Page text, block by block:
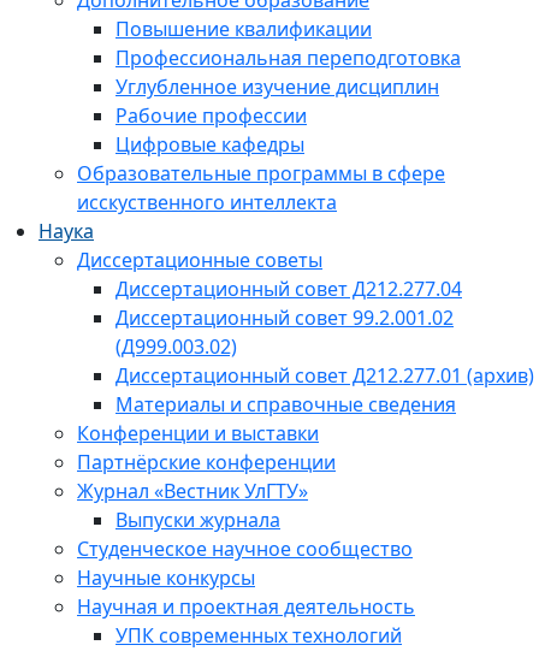
Повышение квалификации
Профессиональная переподготовка
Углубленное изучение дисциплин
Рабочие профессии
Цифровые кафедры
Образовательные программы в сфере
исскуственного интеллекта
Наука
Диссертационные советы
Диссертационный совет Д212.277.04
Диссертационный совет 99.2.001.02
(Д999.003.02)
Диссертационный совет Д212.277.01 (архив)
Материалы и справочные сведения
Конференции и выставки
Партнёрские конференции
Журнал «Вестник УлГТУ»
Выпуски журнала
Студенческое научное сообщество
Научные конкурсы
Научная и проектная деятельность
УПК современных технологий